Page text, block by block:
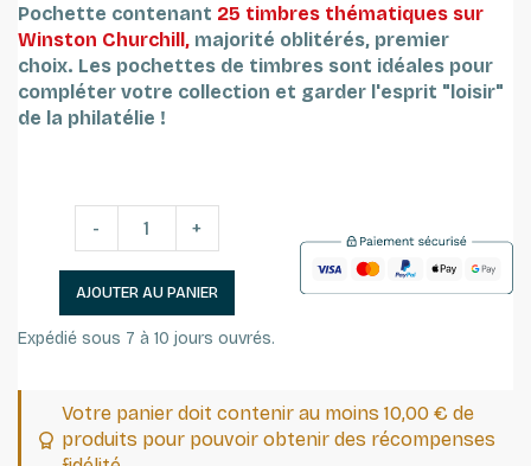
Pochette contenant 25 timbres thématiques sur
Winston Churchill, majorité oblitérés, premier
choix. Les pochettes de timbres sont idéales pour
compléter votre collection et garder l'esprit "loisir"
de la philatélie !
- +
AJOUTER AU PANIER
Expédié sous 7 à 10 jours ouvrés.
Votre panier doit contenir au moins 10,00 € de
produits pour pouvoir obtenir des récompenses